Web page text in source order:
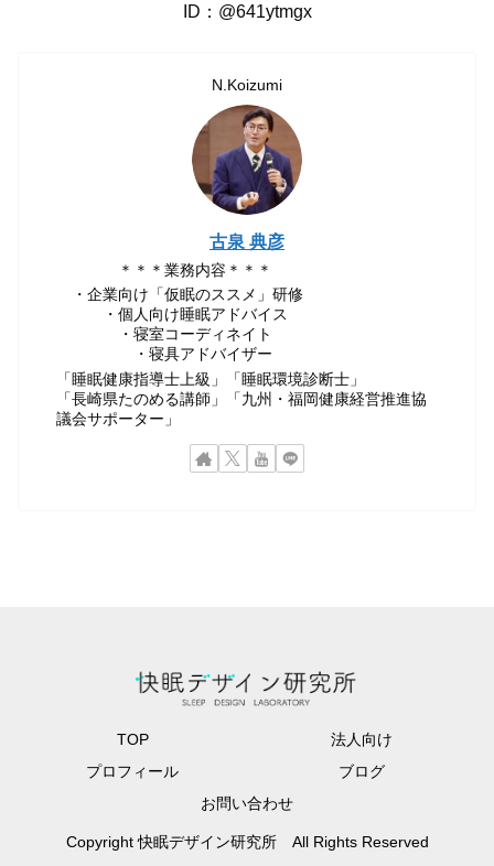
ID：@641ytmgx
N.Koizumi
古泉 典彦
＊＊＊業務内容＊＊＊
・企業向け「仮眠のススメ」研修
・個人向け睡眠アドバイス
・寝室コーディネイト
・寝具アドバイザー
「睡眠健康指導士上級」「睡眠環境診断士」
「長崎県たのめる講師」「九州・福岡健康経営推進協
議会サポーター」
TOP
法人向け
プロフィール
ブログ
お問い合わせ
Copyright 快眠デザイン研究所 All Rights Reserved